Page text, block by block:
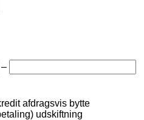
–
afdragsvis bytte
udskiftning